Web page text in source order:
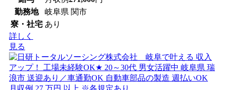
勤務地
岐阜県 関市
寮・社宅 あり
詳しく
見る